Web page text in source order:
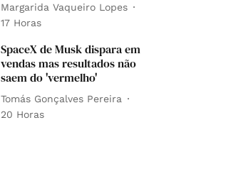
Margarida Vaqueiro Lopes
17 Horas
SpaceX de Musk dispara em
vendas mas resultados não
saem do 'vermelho'
Tomás Gonçalves Pereira
20 Horas